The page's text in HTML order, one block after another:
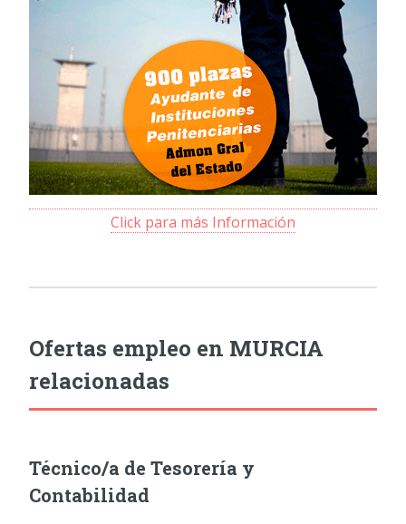
Click para más Información
Ofertas empleo en MURCIA
relacionadas
Técnico/a de Tesorería y
Contabilidad